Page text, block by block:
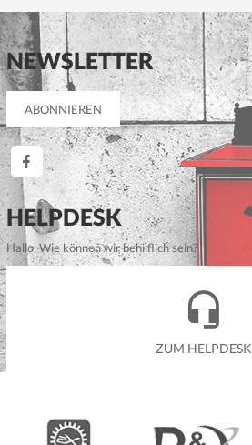
NEWSLETTER
HELPDESK
Hallo. Wie können wir behilflich sein?
ZUM HELPDESK